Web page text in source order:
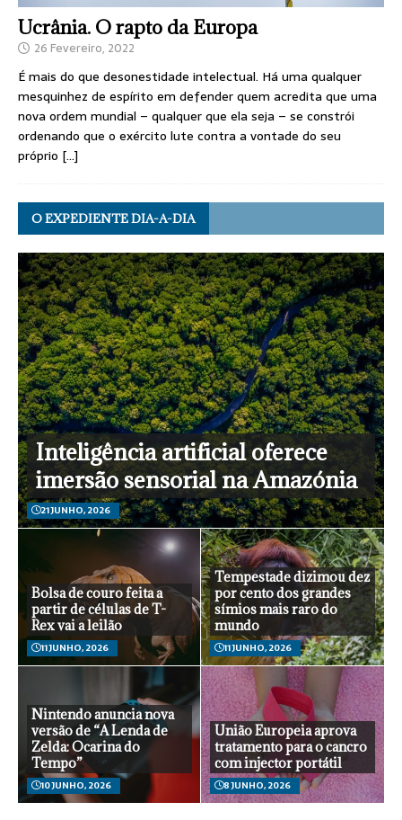
Ucrânia. O rapto da Europa
26 Fevereiro, 2022
É mais do que desonestidade intelectual. Há uma qualquer
mesquinhez de espírito em defender quem acredita que uma
nova ordem mundial – qualquer que ela seja – se constrói
ordenando que o exército lute contra a vontade do seu
próprio […]
O EXPEDIENTE DIA-A-DIA
Inteligência artificial oferece
imersão sensorial na Amazónia
21 JUNHO, 2026
Bolsa de couro feita a
partir de células de T-
Rex vai a leilão
11 JUNHO, 2026
Tempestade dizimou dez
por cento dos grandes
símios mais raro do
mundo
11 JUNHO, 2026
Nintendo anuncia nova
versão de “A Lenda de
Zelda: Ocarina do
Tempo”
10 JUNHO, 2026
União Europeia aprova
tratamento para o cancro
com injector portátil
8 JUNHO, 2026